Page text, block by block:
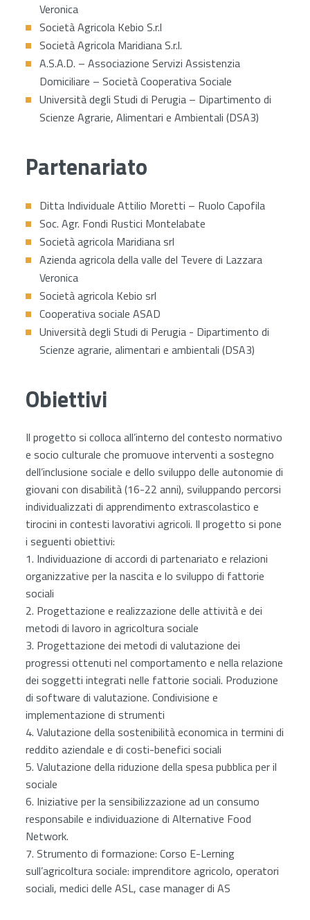
Veronica
Società Agricola Kebio S.r.l
Società Agricola Maridiana S.r.l.
A.S.A.D. – Associazione Servizi Assistenzia
Domiciliare – Società Cooperativa Sociale
Università degli Studi di Perugia – Dipartimento di
Scienze Agrarie, Alimentari e Ambientali (DSA3)
Partenariato
Ditta Individuale Attilio Moretti – Ruolo Capofila
Soc. Agr. Fondi Rustici Montelabate
Società agricola Maridiana srl
Azienda agricola della valle del Tevere di Lazzara
Veronica
Società agricola Kebio srl
Cooperativa sociale ASAD
Università degli Studi di Perugia - Dipartimento di
Scienze agrarie, alimentari e ambientali (DSA3)
Obiettivi
Il progetto si colloca all’interno del contesto normativo
e socio culturale che promuove interventi a sostegno
dell’inclusione sociale e dello sviluppo delle autonomie di
giovani con disabilità (16-22 anni), sviluppando percorsi
individualizzati di apprendimento extrascolastico e
tirocini in contesti lavorativi agricoli. Il progetto si pone
i seguenti obiettivi:
1. Individuazione di accordi di partenariato e relazioni
organizzative per la nascita e lo sviluppo di fattorie
sociali
2. Progettazione e realizzazione delle attività e dei
metodi di lavoro in agricoltura sociale
3. Progettazione dei metodi di valutazione dei
progressi ottenuti nel comportamento e nella relazione
dei soggetti integrati nelle fattorie sociali. Produzione
di software di valutazione. Condivisione e
implementazione di strumenti
4. Valutazione della sostenibilità economica in termini di
reddito aziendale e di costi-benefici sociali
5. Valutazione della riduzione della spesa pubblica per il
sociale
6. Iniziative per la sensibilizzazione ad un consumo
responsabile e individuazione di Alternative Food
Network.
7. Strumento di formazione: Corso E-Lerning
sull’agricoltura sociale: imprenditore agricolo, operatori
sociali, medici delle ASL, case manager di AS